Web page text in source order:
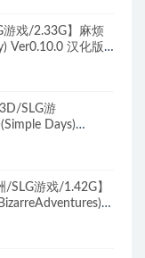
游戏/2.33G】麻烦
Ver0.10.0 汉化版
SLG游
Days)
SLG游戏/1.42G】